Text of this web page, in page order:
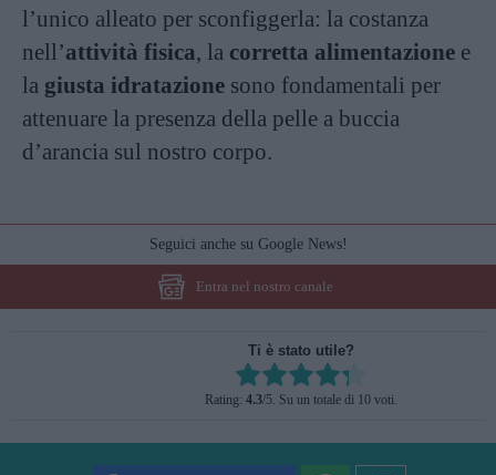
l’unico alleato per sconfiggerla: la costanza
nell’attività fisica, la corretta alimentazione e
la giusta idratazione sono fondamentali per
attenuare la presenza della pelle a buccia
d’arancia sul nostro corpo.
Seguici anche su Google News!
Entra nel nostro canale
Ti è stato utile?
Rate this item:
SUBMIT RATING
Rating: 4.3/5. Su un totale di 10 voti.